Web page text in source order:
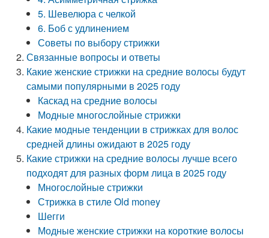
5. Шевелюра с челкой
6. Боб с удлинением
Советы по выбору стрижки
Связанные вопросы и ответы
Какие женские стрижки на средние волосы будут
самыми популярными в 2025 году
Каскад на средние волосы
Модные многослойные стрижки
Какие модные тенденции в стрижках для волос
средней длины ожидают в 2025 году
Какие стрижки на средние волосы лучше всего
подходят для разных форм лица в 2025 году
Многослойные стрижки
Стрижка в стиле Old money
Шегги
Модные женские стрижки на короткие волосы